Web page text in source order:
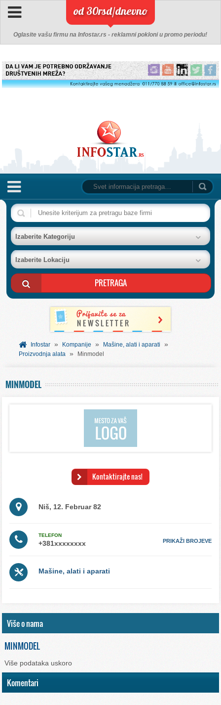
od 30rsd/dnevno
Oglasite vašu firmu na Infostar.rs - reklamni pokloni u promo periodu!
NASLOVNA
BAZA FIRMI
POSLOVNI OGLASI
AKCIJE I KATALOZI
BESPLATNI VAUČERI
SVET INFORMACIJA
Izaberite Kategoriju
Izaberite Lokaciju
Infostar » Kompanije » Mašine, alati i aparati »
Proizvodnja alata » Minmodel
MINMODEL
Kontaktirajte nas!
Niš, 12. Februar 82
TELEFON
PRIKAŽI BROJEVE
Mašine, alati i aparati
Više o nama
MINMODEL
Više podataka uskoro
Komentari